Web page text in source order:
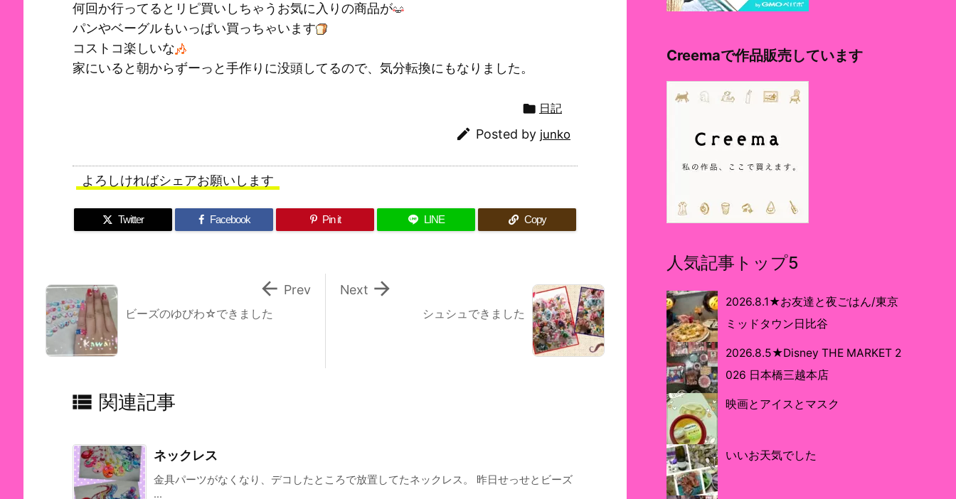
何回か行ってるとリピ買いしちゃうお気に入りの商品が
パンやベーグルもいっぱい買っちゃいます
コストコ楽しいな
家にいると朝からずーっと手作りに没頭してるので、気分転換にもなりました。
 日記
 Posted by junko
よろしければシェアお願いします
Twitter Facebook Pin it LINE Copy
シュシュできました

Next
ビーズのゆびわ☆できました
 Prev
 関連記事
ネックレス
金具パーツがなくなり、デコしたところで放置してたネックレス。 昨日せっせとビーズ
...
Creemaで作品販売しています
人気記事トップ5
2026.8.1★お友達と夜ごはん/東京
ミッドタウン日比谷
2026.8.5★Disney THE MARKET 2
026 日本橋三越本店
映画とアイスとマスク
いいお天気でした